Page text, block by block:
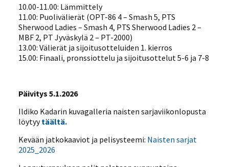
10.00-11.00: Lämmittely
11.00: Puolivälierät (OPT-86 4 – Smash 5, PTS
Sherwood Ladies – Smash 4, PTS Sherwood Ladies 2 –
MBF 2, PT Jyväskylä 2 – PT-2000)
13.00: Välierät ja sijoitusotteluiden 1. kierros
15.00: Finaali, pronssiottelu ja sijoitusottelut 5-6 ja 7-8
Päivitys 5.1.2026
Ildiko Kadarin kuvagalleria naisten sarjaviikonlopusta
löytyytäältä.
Kevään jatkokaaviot ja pelisysteemi: Naisten sarjat
2025_2026